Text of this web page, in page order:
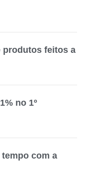
produtos feitos a
no 1º
com a